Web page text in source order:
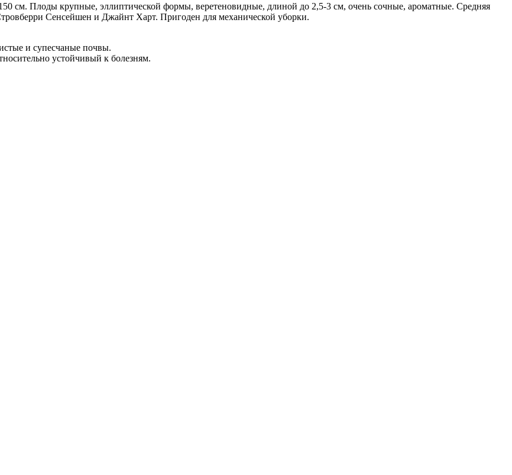
см. Плоды крупные, эллиптической формы, веретеновидные, длиной до 2,5-3 см, очень сочные, ароматные. Средняя
Сенсейшен и Джайнт Харт. Пригоден для механической уборки.
и супесчаные почвы.
устойчивый к болезням.